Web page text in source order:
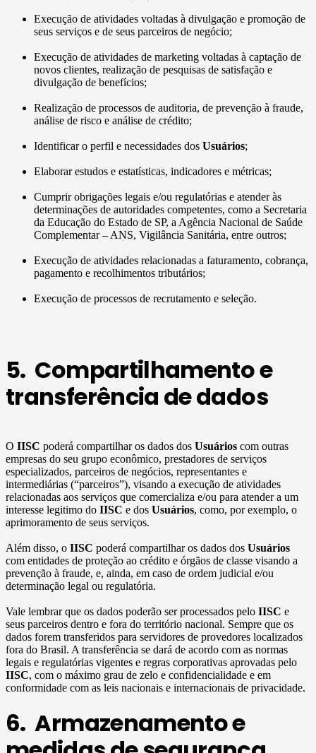
Execução de atividades voltadas à divulgação e promoção de
seus serviços e de seus parceiros de negócio;
Execução de atividades de marketing voltadas à captação de
novos clientes, realização de pesquisas de satisfação e
divulgação de benefícios;
Realização de processos de auditoria, de prevenção à fraude,
análise de risco e análise de crédito;
Identificar o perfil e necessidades dos Usuários;
Elaborar estudos e estatísticas, indicadores e métricas;
Cumprir obrigações legais e/ou regulatórias e atender às
determinações de autoridades competentes, como a Secretaria
da Educação do Estado de SP, a Agência Nacional de Saúde
Complementar – ANS, Vigilância Sanitária, entre outros;
Execução de atividades relacionadas a faturamento, cobrança,
pagamento e recolhimentos tributários;
Execução de processos de recrutamento e seleção.
5. Compartilhamento e
transferência de dados
O IISC poderá compartilhar os dados dos Usuários com outras
empresas do seu grupo econômico, prestadores de serviços
especializados, parceiros de negócios, representantes e
intermediárias (“parceiros”), visando a execução de atividades
relacionadas aos serviços que comercializa e/ou para atender a um
interesse legitimo do IISC e dos Usuários, como, por exemplo, o
aprimoramento de seus serviços.
Além disso, o IISC poderá compartilhar os dados dos Usuários
com entidades de proteção ao crédito e órgãos de classe visando a
prevenção à fraude, e, ainda, em caso de ordem judicial e/ou
determinação legal ou regulatória.
Vale lembrar que os dados poderão ser processados pelo IISC e
seus parceiros dentro e fora do território nacional. Sempre que os
dados forem transferidos para servidores de provedores localizados
fora do Brasil. A transferência se dará de acordo com as normas
legais e regulatórias vigentes e regras corporativas aprovadas pelo
IISC, com o máximo grau de zelo e confidencialidade e em
conformidade com as leis nacionais e internacionais de privacidade.
6. Armazenamento e